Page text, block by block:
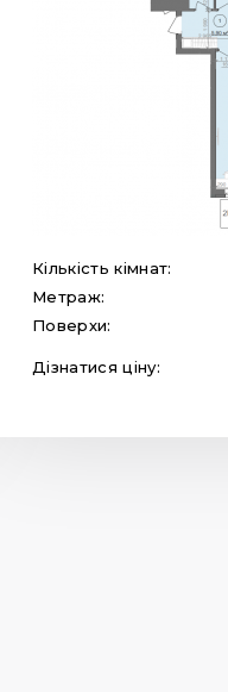
Кількість кімнат:
Метраж:
Поверхи:
Дізнатися ціну: